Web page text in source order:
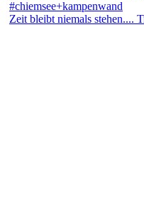
Zeit bleibt niemals stehen....